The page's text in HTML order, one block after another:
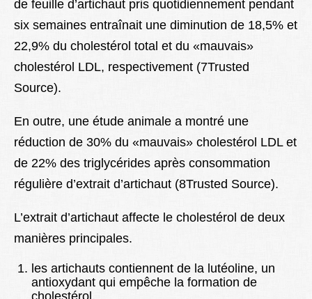
de feuille d’artichaut pris quotidiennement pendant
six semaines entraînait une diminution de 18,5% et
22,9% du cholestérol total et du «mauvais»
cholestérol LDL, respectivement (7Trusted
Source).
En outre, une étude animale a montré une
réduction de 30% du «mauvais» cholestérol LDL et
de 22% des triglycérides après consommation
régulière d’extrait d’artichaut (8Trusted Source).
L’extrait d’artichaut affecte le cholestérol de deux
manières principales.
les artichauts contiennent de la lutéoline, un
antioxydant qui empêche la formation de